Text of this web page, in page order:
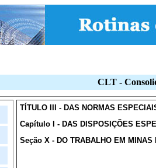
CLT -
TÍTULO III - DAS NORMAS
Capítulo I - DAS DISPOSIÇÕES
Seção X - DO TRABALHO EM MINAS